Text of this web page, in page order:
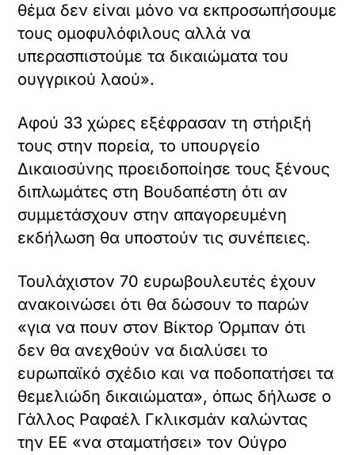
θέμα δεν είναι μόνο να εκπροσωπήσουμε
τους ομοφυλόφιλους αλλά να
υπερασπιστούμε τα δικαιώματα του
ουγγρικού λαού».
Αφού 33 χώρες εξέφρασαν τη στήριξή
τους στην πορεία, το υπουργείο
Δικαιοσύνης προειδοποίησε τους ξένους
διπλωμάτες στη Βουδαπέστη ότι αν
συμμετάσχουν στην απαγορευμένη
εκδήλωση θα υποστούν τις συνέπειες.
Τουλάχιστον 70 ευρωβουλευτές έχουν
ανακοινώσει ότι θα δώσουν το παρών
«για να πουν στον Βίκτορ Όρμπαν ότι
δεν θα ανεχθούν να διαλύσει το
ευρωπαϊκό σχέδιο και να ποδοπατήσει τα
θεμελιώδη δικαιώματα», όπως δήλωσε ο
Γάλλος Ραφαέλ Γκλικσμάν καλώντας
την ΕΕ «να σταματήσει» τον Ούγρο